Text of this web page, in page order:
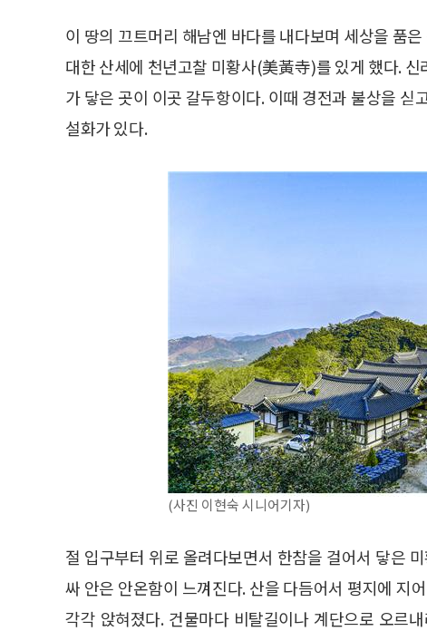
이 땅의 끄트머리 해남엔 바다를 내다보며 세상을 품
대한 산세에 천년고찰 미황사(美黃寺)를 있게 했다.
가 닿은 곳이 이곳 갈두항이다. 이때 경전과 불상을
설화가 있다.
(사진 이현숙 시니어기자)
절 입구부터 위로 올려다보면서 한참을 걸어서 닿은
싸 안은 안온함이 느껴진다. 산을 다듬어서 평지에 지
각각 앉혀졌다. 건물마다 비탈길이나 계단으로 오르